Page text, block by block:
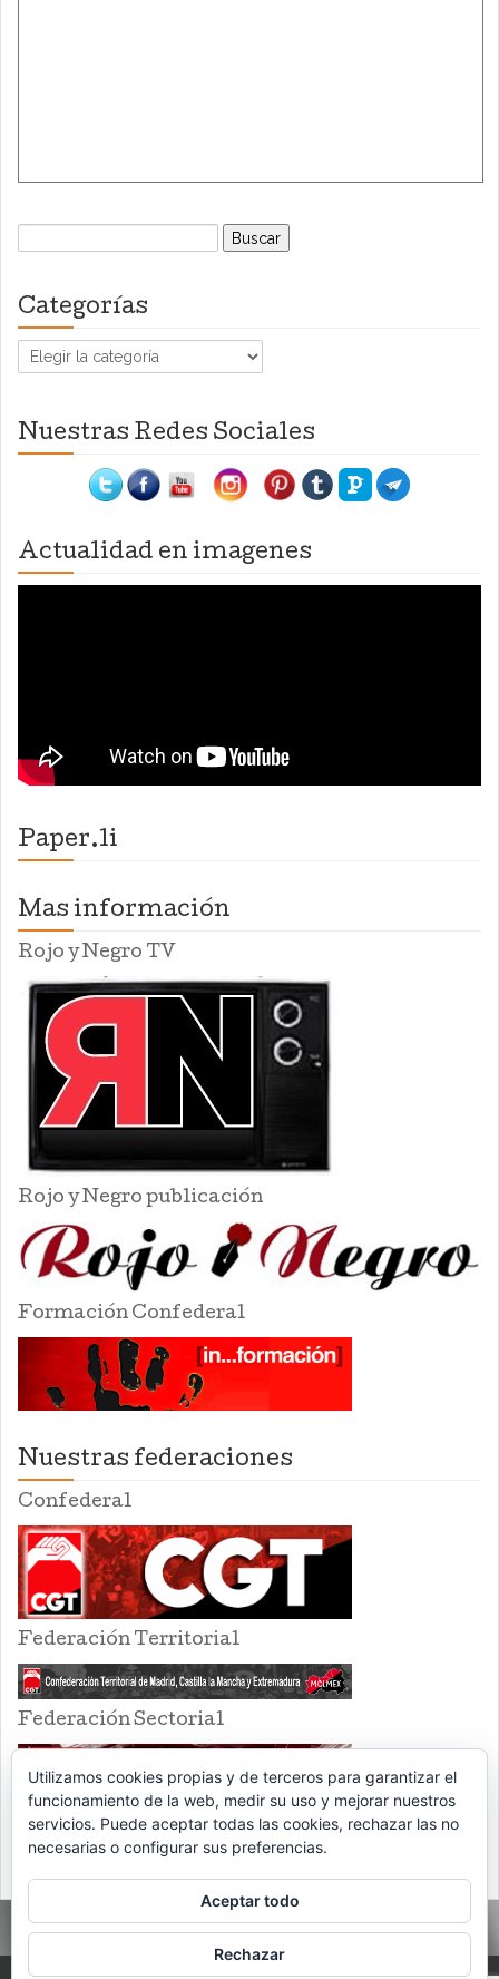
Buscar:
Categorías
Categorías
Nuestras Redes Sociales
Actualidad en imagenes
Paper.li
Mas información
Rojo y Negro TV
Rojo y Negro publicación
Formación Confederal
Nuestras federaciones
Confederal
Federación Territorial
Federación Sectorial
Utilizamos cookies propias y de terceros para garantizar el
funcionamiento de la web, medir su uso y mejorar nuestros
servicios. Puede aceptar todas las cookies, rechazar las no
necesarias o configurar sus preferencias.
Aceptar todo
Rechazar